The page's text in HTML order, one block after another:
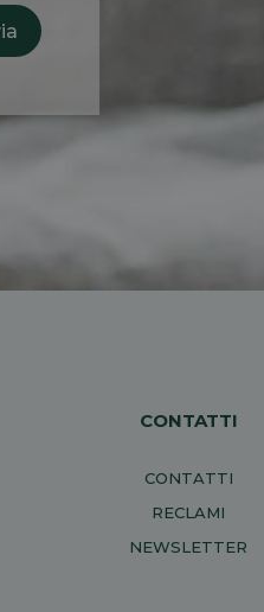
CONTATTI
CONTATTI
RECLAMI
NEWSLETTER